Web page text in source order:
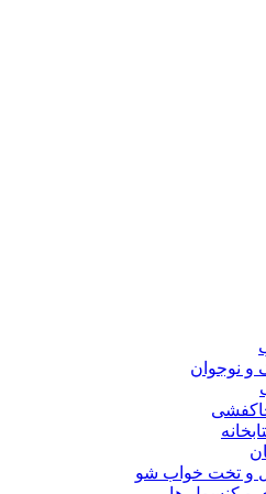
نوجوان
و تخت خواب شو